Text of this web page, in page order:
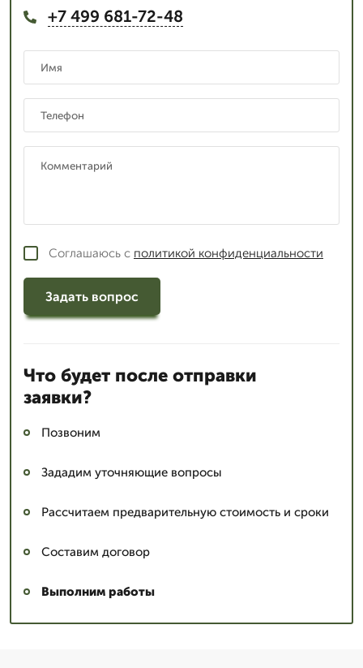
+7 499 681-72-48
Соглашаюсь с политикой конфиденциальности
Задать вопрос
Что будет после отправки
заявки?
Позвоним
Зададим уточняющие вопросы
Рассчитаем предварительную стоимость и сроки
Составим договор
Выполним работы